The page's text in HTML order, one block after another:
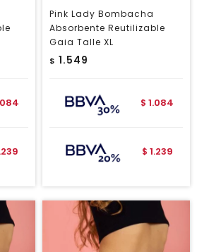
Pink Lady Bombacha
Absorbente Reutilizable
Gaia Talle XL
$ 1.549
$ 1.084
$ 1.239